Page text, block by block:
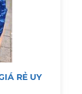
RẺ UY